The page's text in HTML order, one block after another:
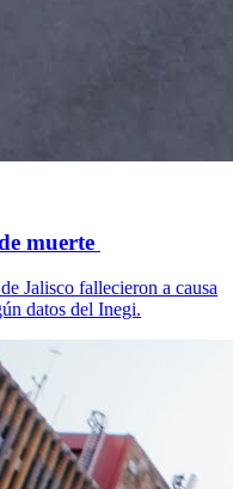
muerte
Jalisco fallecieron a causa
datos del Inegi.